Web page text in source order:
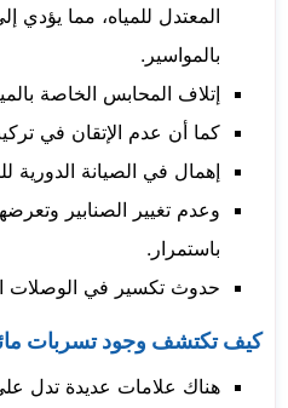
المعتدل للمياه، مما
بالمواسير.
إتلاف المحابس الخاصة
كما أن عدم الإتقان في
إهمال في الصيانة الدورية
وعدم تغيير الصنابير
باستمرار.
حدوث تكسير في الوصلات
كيف تكتشف وجود تسربات
هناك علامات عديدة تدل